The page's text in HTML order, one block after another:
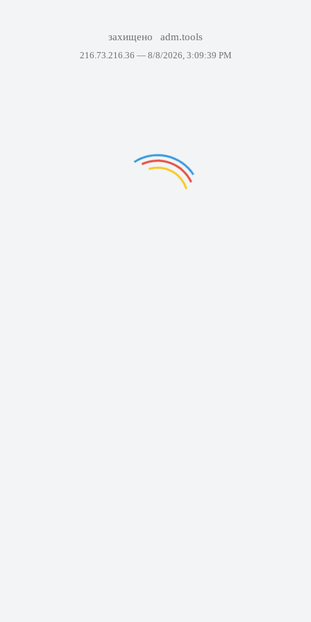
захищено adm.tools
216.73.216.36 — 8/8/2026, 3:09:39 PM